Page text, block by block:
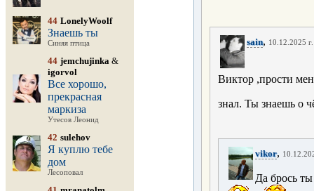
44 LonelyWoolf
Знаешь ты
Синяя птица
44 jemchujinka &
igorvol
Все хорошо,
прекрасная
маркиза
Утесов Леонид
42 sulehov
Я куплю тебе
дом
Лесоповал
sain, 10.12.2025
Виктор ,прости
знал. Ты знаешь о
vikor,
Да брось